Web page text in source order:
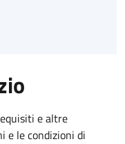
e altre
e le condizioni di